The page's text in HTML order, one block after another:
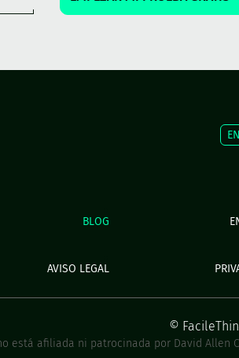
BLOG
AVISO LEGAL
©
está afiliada ni patrocinada por David Allen